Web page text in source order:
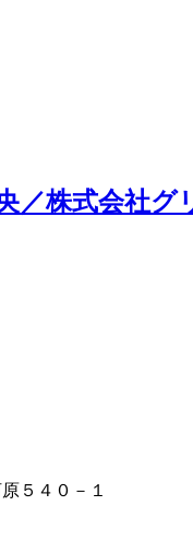
／株式会社グ
５４０－１